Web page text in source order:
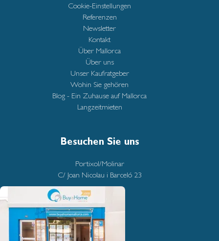
Cookie-Einstellungen
Referenzen
Newsletter
Kontakt
Über Mallorca
Über uns
Unser Kaufratgeber
Wohin Sie gehören
Blog - Ein Zuhause auf Mallorca
Langzeitmieten
Besuchen Sie uns
Portixol/Molinar
C/ Joan Nicolau i Barceló 23